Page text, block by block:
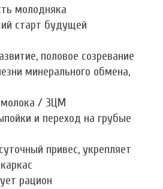
молодняка
старт будущей
половое созревание
минерального обмена,
молока / ЗЦМ
и переход на грубые
привес, укрепляет
рацион